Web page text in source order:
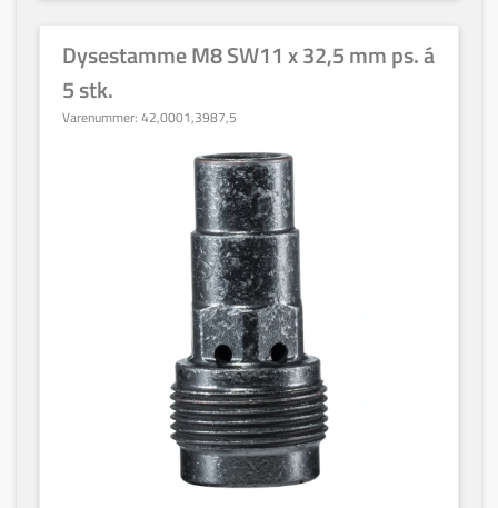
Dysestamme M8 SW11 x 32,5 mm ps. á
5 stk.
Varenummer: 42,0001,3987,5